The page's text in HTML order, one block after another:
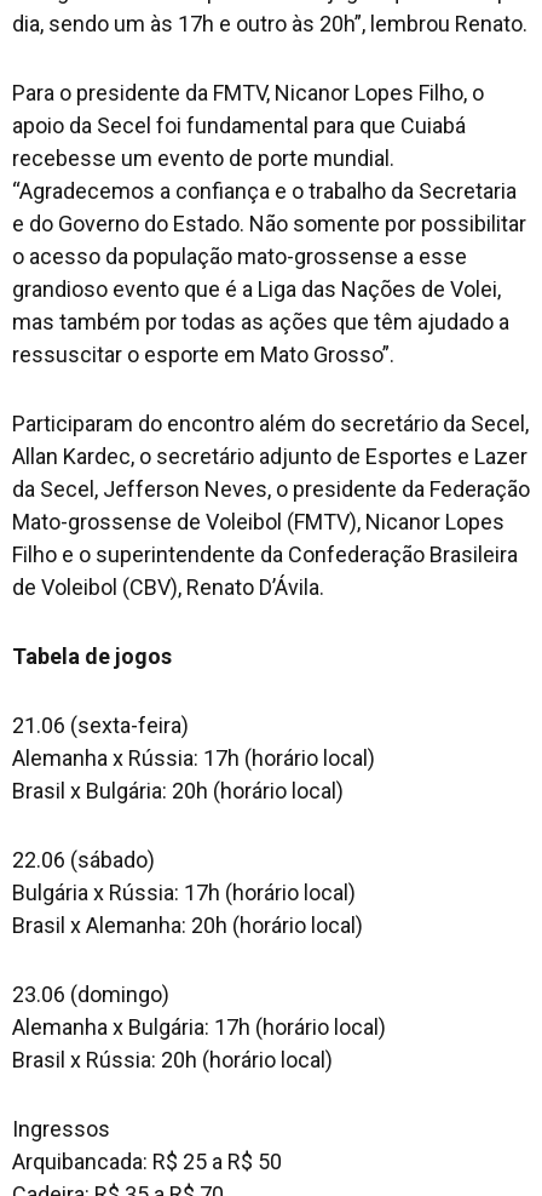
dia, sendo um às 17h e outro às 20h”, lembrou Renato.
Para o presidente da FMTV, Nicanor Lopes Filho, o
apoio da Secel foi fundamental para que Cuiabá
recebesse um evento de porte mundial.
“Agradecemos a confiança e o trabalho da Secretaria
e do Governo do Estado. Não somente por possibilitar
o acesso da população mato-grossense a esse
grandioso evento que é a Liga das Nações de Volei,
mas também por todas as ações que têm ajudado a
ressuscitar o esporte em Mato Grosso”.
Participaram do encontro além do secretário da Secel,
Allan Kardec, o secretário adjunto de Esportes e Lazer
da Secel, Jefferson Neves, o presidente da Federação
Mato-grossense de Voleibol (FMTV), Nicanor Lopes
Filho e o superintendente da Confederação Brasileira
de Voleibol (CBV), Renato D’Ávila.
Tabela de jogos
21.06 (sexta-feira)
Alemanha x Rússia: 17h (horário local)
Brasil x Bulgária: 20h (horário local)
22.06 (sábado)
Bulgária x Rússia: 17h (horário local)
Brasil x Alemanha: 20h (horário local)
23.06 (domingo)
Alemanha x Bulgária: 17h (horário local)
Brasil x Rússia: 20h (horário local)
Ingressos
Arquibancada: R$ 25 a R$ 50